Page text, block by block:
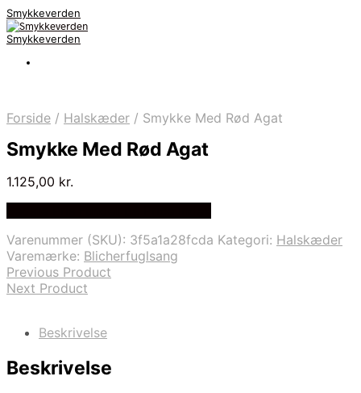
Smykkeverden
Smykkeverden
Forside / Halskæder / Smykke Med Rød Agat
Smykke Med Rød Agat
1.125,00 kr.
Varenummer (SKU): 3f5a1a28fcda Kategori: Halskæder
Varemærke: Blicherfuglsang
Previous Product
Next Product
Beskrivelse
Beskrivelse